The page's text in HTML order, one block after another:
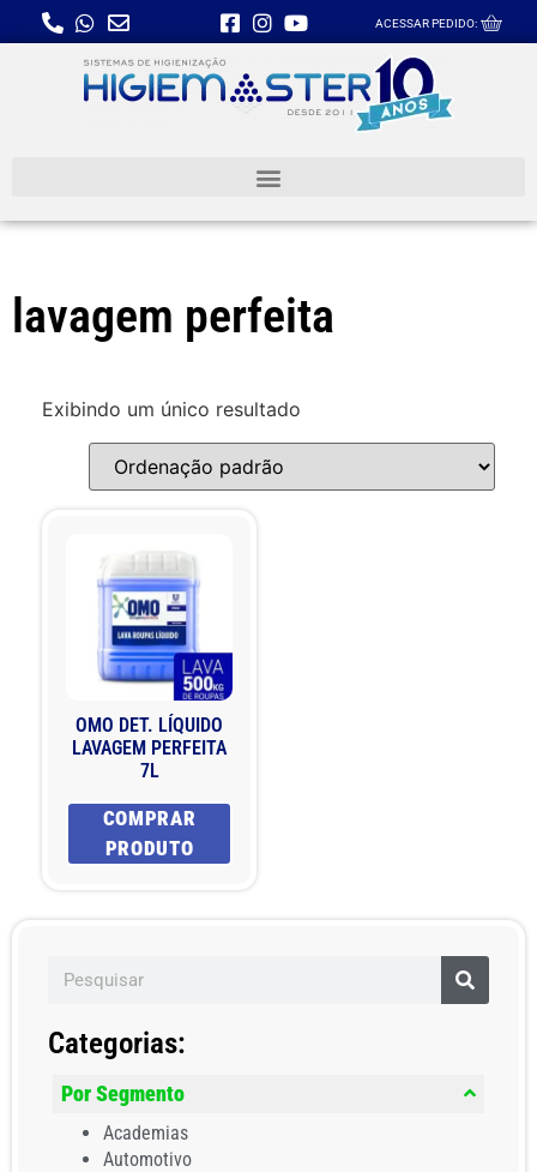
ACESSAR PEDIDO:
lavagem perfeita
Exibindo um único resultado
OMO DET. LÍQUIDO
LAVAGEM PERFEITA
7L
COMPRAR
PRODUTO
Categorias:
Por Segmento
Academias
Automotivo